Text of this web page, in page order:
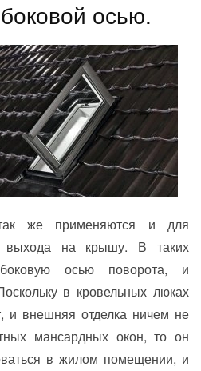
осью.
же применяются и для
выхода на крышу. В таких
осью поворота, и
в кровельных люках
и внешняя отделка ничем не
мансардных окон, то он
в жилом помещении, и